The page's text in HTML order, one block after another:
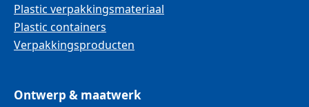
Plastic verpakkingsmateriaal
Plastic containers
Verpakkingsproducten
Ontwerp & maatwerk